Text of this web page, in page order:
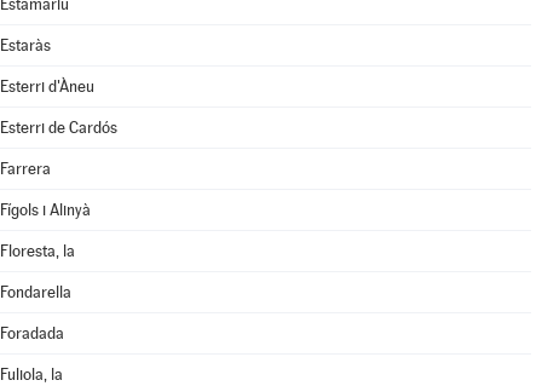
Estamariu
Estaràs
Esterri d'Àneu
Esterri de Cardós
Farrera
Fígols i Alinyà
Floresta, la
Fondarella
Foradada
Fuliola, la